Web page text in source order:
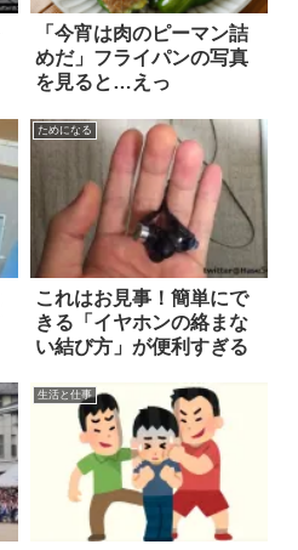
「今宵は肉のピーマン詰
めだ」フライパンの写真
を見ると…えっ
ためになる
これはお見事！簡単にで
きる「イヤホンの絡まな
い結び方」が便利すぎる
生活と仕事